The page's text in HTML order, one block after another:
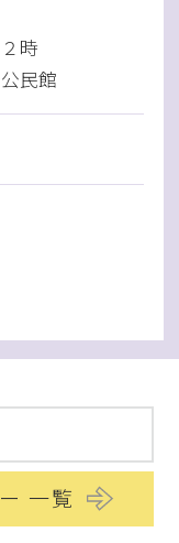
時
民館
一覧